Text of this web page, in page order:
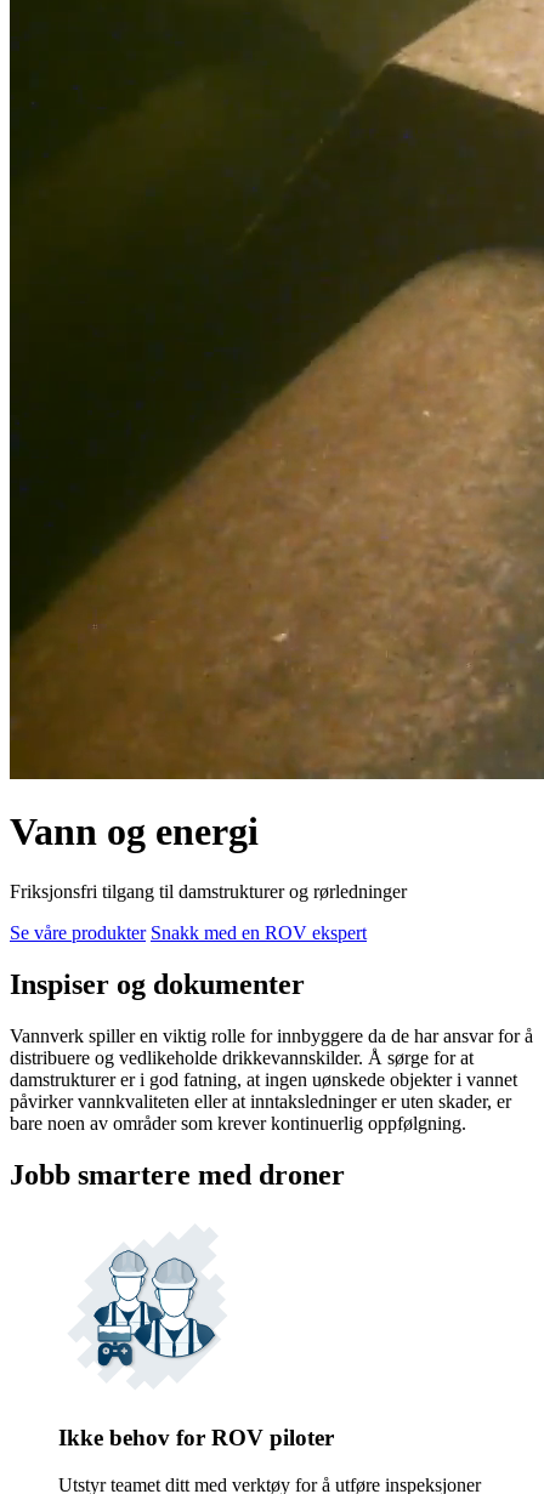
Vann og energi
Friksjonsfri tilgang til damstrukturer og rørledninger
Se våre produkter Snakk med en ROV ekspert
Inspiser og dokumenter
Vannverk spiller en viktig rolle for innbyggere da de har ansvar for å
distribuere og vedlikeholde drikkevannskilder. Å sørge for at
damstrukturer er i god fatning, at ingen uønskede objekter i vannet
påvirker vannkvaliteten eller at inntaksledninger er uten skader, er
bare noen av områder som krever kontinuerlig oppfølgning.
Jobb smartere med droner
Ikke behov for ROV piloter
Utstyr teamet ditt med verktøy for å utføre inspeksjoner